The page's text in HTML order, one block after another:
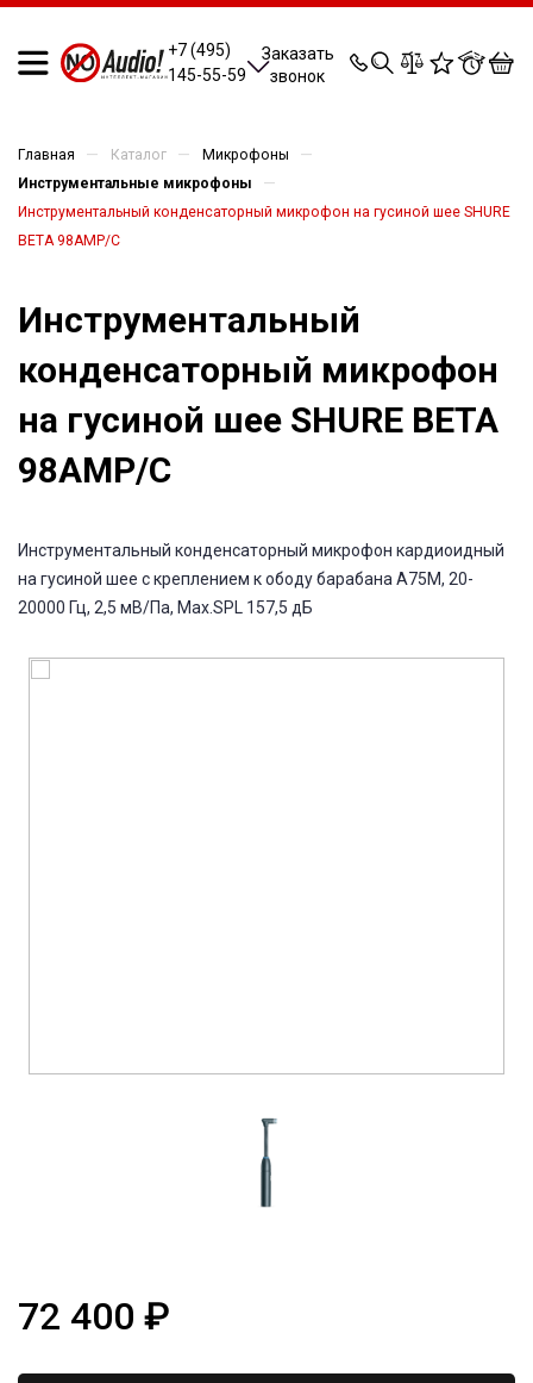
+7 (495)
145-55-59
Заказать
звонок
0 0 0 0
Главная — Каталог — Микрофоны —
Инструментальные микрофоны —
Инструментальный конденсаторный микрофон на гусиной шее SHURE
BETA 98AMP/C
Инструментальный
конденсаторный микрофон
на гусиной шее SHURE BETA
98AMP/C
Инструментальный конденсаторный микрофон кардиоидный
на гусиной шее с креплением к ободу барабана A75M, 20-
20000 Гц, 2,5 мВ/Па, Max.SPL 157,5 дБ
72 400 ₽